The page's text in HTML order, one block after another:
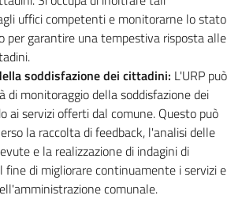
uffici competenti e monitorarne lo stato
per garantire una tempestiva risposta alle
soddisfazione dei cittadini: L'URP può
di monitoraggio della soddisfazione dei
ai servizi offerti dal comune. Questo può
la raccolta di feedback, l'analisi delle
e la realizzazione di indagini di
fine di migliorare continuamente i servizi e
comunale.